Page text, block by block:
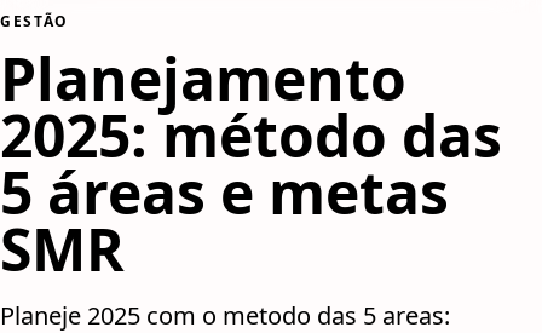
GESTÃO
Planejamento
2025: método das
5 áreas e metas
SMR
Planeje 2025 com o metodo das 5 areas: